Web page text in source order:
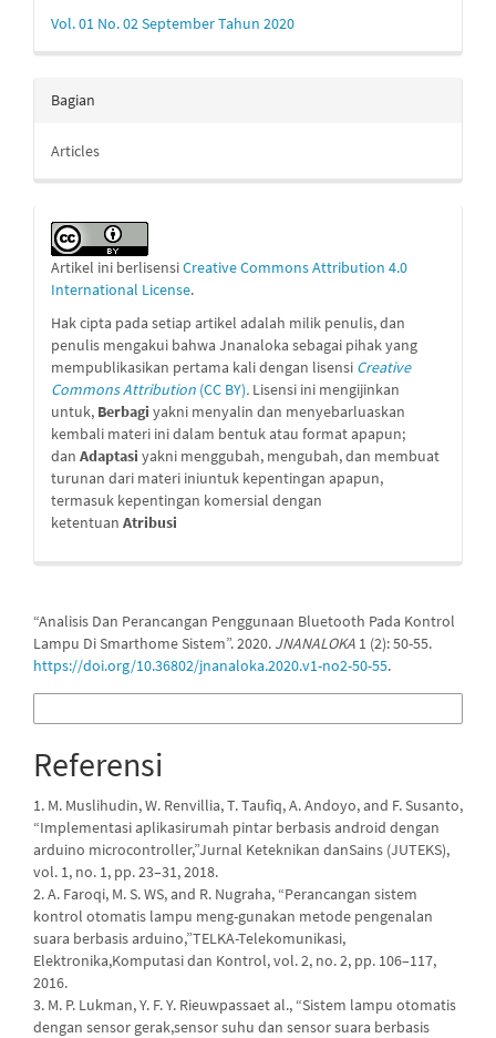
Vol. 01 No. 02 September Tahun 2020
Bagian
Articles
Artikel ini berlisensiCreative Commons Attribution 4.0
International License.
Hak cipta pada setiap artikel adalah milik penulis, dan
penulis mengakui bahwa Jnanaloka sebagai pihak yang
mempublikasikan pertama kali dengan lisensi Creative
Commons Attribution (CC BY). Lisensi ini mengijinkan
untuk, Berbagi yakni menyalin dan menyebarluaskan
kembali materi ini dalam bentuk atau format apapun;
dan Adaptasi yakni menggubah, mengubah, dan membuat
turunan dari materi iniuntuk kepentingan apapun,
termasuk kepentingan komersial dengan
ketentuan Atribusi
“Analisis Dan Perancangan Penggunaan Bluetooth Pada Kontrol
Lampu Di Smarthome Sistem”. 2020. JNANALOKA 1 (2): 50-55.
https://doi.org/10.36802/jnanaloka.2020.v1-no2-50-55.
Referensi
1. M. Muslihudin, W. Renvillia, T. Taufiq, A. Andoyo, and F. Susanto,
“Implementasi aplikasirumah pintar berbasis android dengan
arduino microcontroller,”Jurnal Keteknikan danSains (JUTEKS),
vol. 1, no. 1, pp. 23–31, 2018.
2. A. Faroqi, M. S. WS, and R. Nugraha, “Perancangan sistem
kontrol otomatis lampu meng-gunakan metode pengenalan
suara berbasis arduino,”TELKA-Telekomunikasi,
Elektronika,Komputasi dan Kontrol, vol. 2, no. 2, pp. 106–117,
2016.
3. M. P. Lukman, Y. F. Y. Rieuwpassaet al., “Sistem lampu otomatis
dengan sensor gerak,sensor suhu dan sensor suara berbasis